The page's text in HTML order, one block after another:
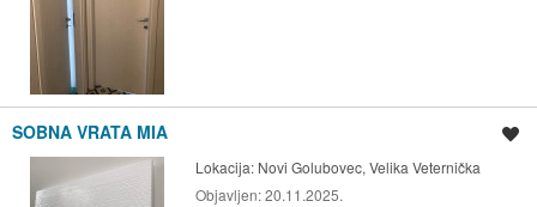
SOBNA VRATA MIA
Lokacija: Novi Golubovec, Velika Veternička
Objavljen:20.11.2025.